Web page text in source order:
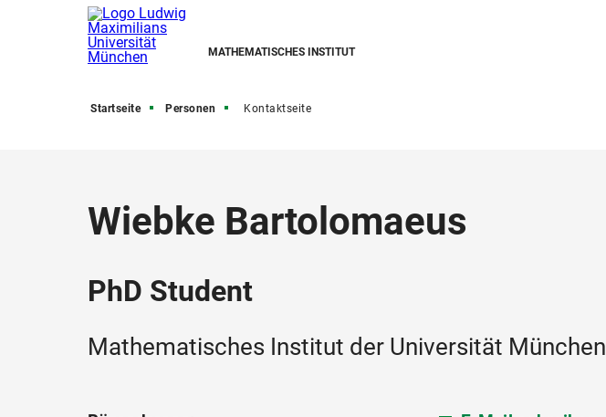
MATHEMATISCHES INSTITUT
Startseite Personen Kontaktseite
Wiebke Bartolomaeus
PhD Student
Mathematisches Institut der Universität München